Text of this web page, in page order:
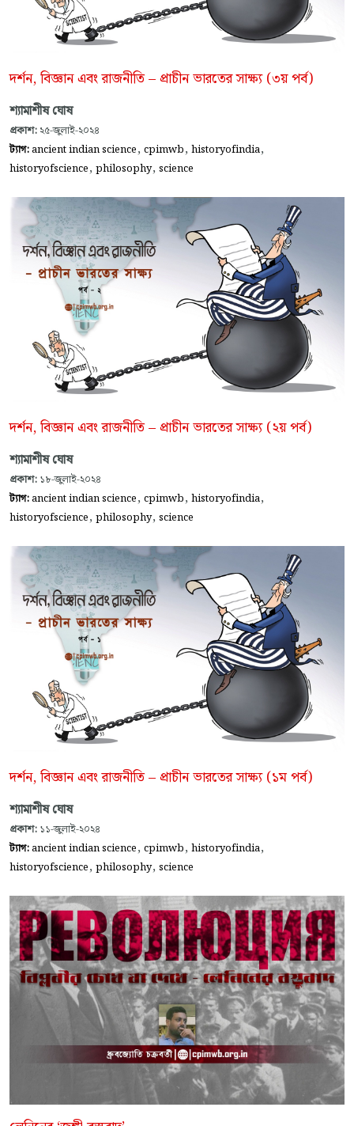
দর্শন, বিজ্ঞান এবং রাজনীতি – প্রাচীন ভারতের সাক্ষ্য (৩য় পর্ব)
শ্যামাশীষ ঘোষ
প্রকাশ: ২৫-জুলাই-২০২৪
ট্যাগ:ancient indian science, cpimwb, historyofindia,
historyofscience, philosophy, science
দর্শন, বিজ্ঞান এবং রাজনীতি – প্রাচীন ভারতের সাক্ষ্য (২য় পর্ব)
শ্যামাশীষ ঘোষ
প্রকাশ: ১৮-জুলাই-২০২৪
ট্যাগ:ancient indian science, cpimwb, historyofindia,
historyofscience, philosophy, science
দর্শন, বিজ্ঞান এবং রাজনীতি – প্রাচীন ভারতের সাক্ষ্য (১ম পর্ব)
শ্যামাশীষ ঘোষ
প্রকাশ: ১১-জুলাই-২০২৪
ট্যাগ:ancient indian science, cpimwb, historyofindia,
historyofscience, philosophy, science